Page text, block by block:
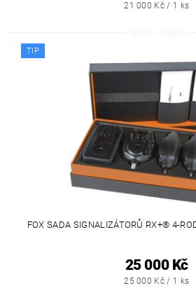
21 000 Kč / 1 ks
TIP
FOX SADA SIGNALIZÁTORŮ RX+® 4-
25 000 Kč
25 000 Kč / 1 ks